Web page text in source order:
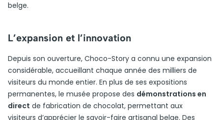
belge.
L’expansion et l’innovation
Depuis son ouverture, Choco-Story a connu une expansion
considérable, accueillant chaque année des milliers de
visiteurs du monde entier. En plus de ses expositions
permanentes, le musée propose des démonstrations en
direct de fabrication de chocolat, permettant aux
visiteurs d’apprécier le savoir-faire artisanal belge. Des